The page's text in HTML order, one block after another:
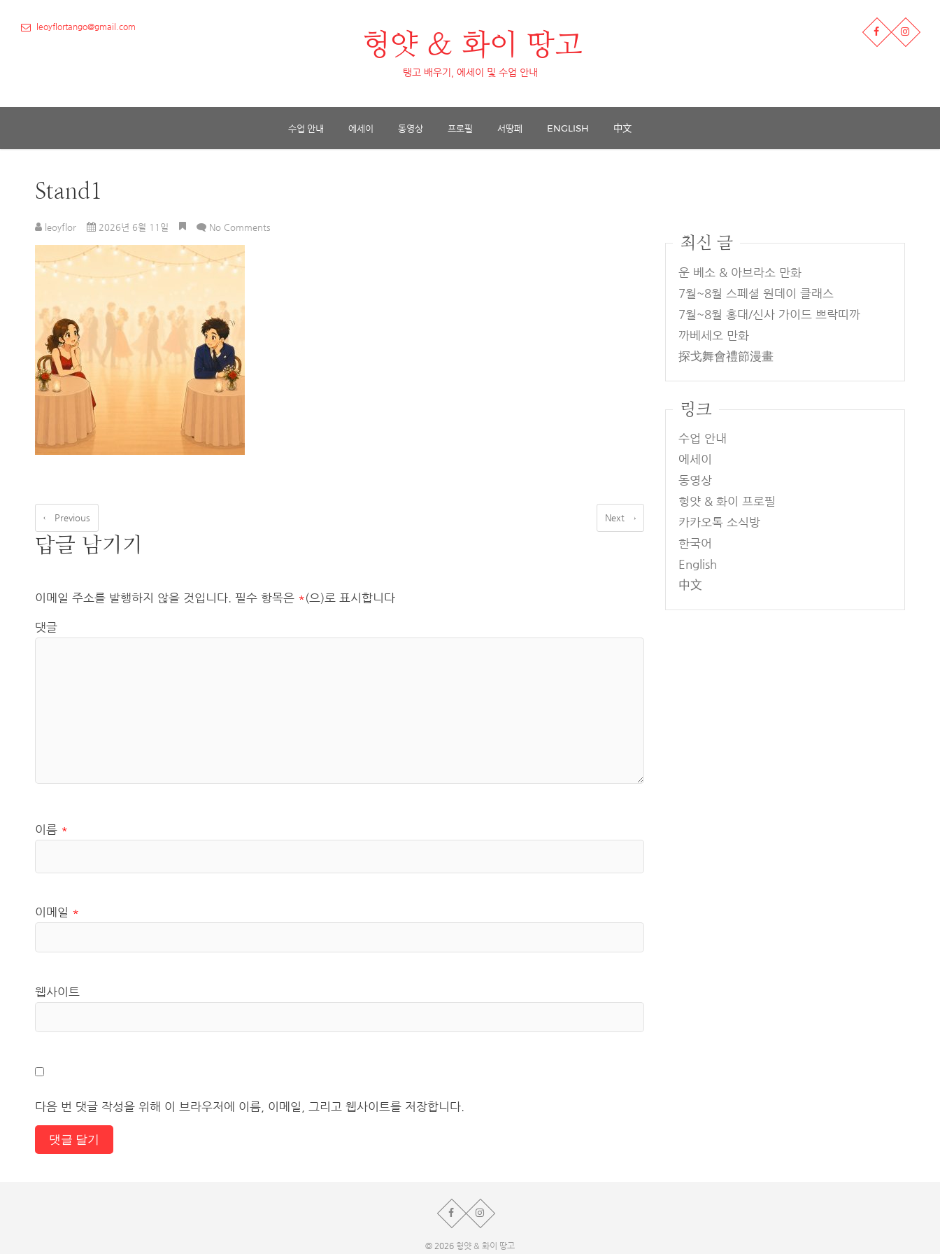
leoyflortango@gmail.com
헝얏 & 화이 땅고
탱고 배우기, 에세이 및 수업 안내
수업 안내 에세이 동영상 프로필 서땅페 ENGLISH 中文
Stand1
leoyflor 2026년 6월 11일 No Comments
← Previous Next →
답글 남기기
이메일 주소를 발행하지 않을 것입니다. 필수 항목은 *(으)로 표시합니다
댓글
이름 *
이메일 *
웹사이트
다음 번 댓글 작성을 위해 이 브라우저에 이름, 이메일, 그리고 웹사이트를 저장합니다.
최신 글
운 베소 & 아브라소 만화
7월~8월 스페셜 원데이 클래스
7월~8월 홍대/신사 가이드 쁘락띠까
까베세오 만화
探戈舞會禮節漫畫
링크
수업 안내
에세이
동영상
헝얏 & 화이 프로필
카카오톡 소식방
한국어
English
中文
© 2026 헝얏 & 화이 땅고